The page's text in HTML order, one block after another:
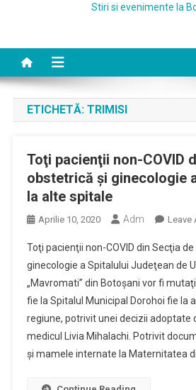
Stiri si evenimente la
ETICHETĂ: TRIMISI
Toţi pacienţii non-COVID
obstetrică şi ginecologie
la alte spitale
Aprilie 10, 2020 Adm Leave
Toţi pacienţii non-COVID din Secţia
ginecologie a Spitalului Judeţean de
„Mavromati” din Botoşani vor fi
fie la Spitalul Municipal Dorohoi fie la
regiune, potrivit unei decizii adoptate
medicul Livia Mihalachi. Potrivit
şi mamele internate la Maternitatea